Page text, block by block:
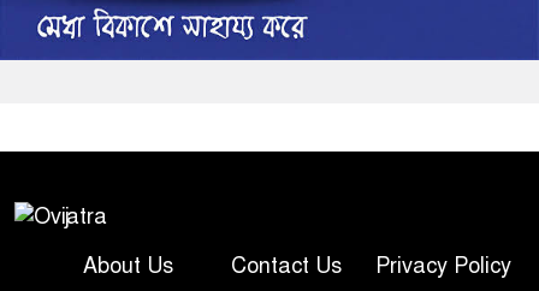
About Us Contact Us
Privacy Policy